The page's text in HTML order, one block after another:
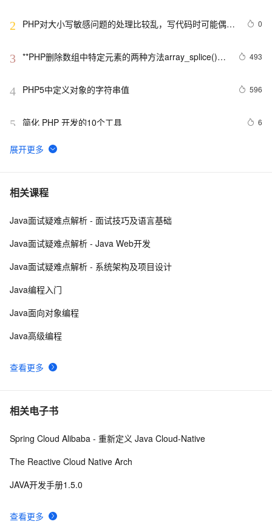
2
PHP对大小写敏感问题的处理比较乱，写代码时可能偶尔
0
3 **PHP删除数组中特定元素的两种方法array_splice()和
493
4 PHP5中定义对象的字符串值 596
5 简化 PHP 开发的10个工具 6
6 PHP 接口
7 使用消息服务(MNS)订阅阿里云物联网平台设备消息PHP
8 PHP设计模式：单例模式
10《PHP对象、模式与实践》之高级特性
相关课程
查看更多
Java面试疑难点解析 - 面试技巧及语言基础
Java面试疑难点解析 - Java Web开发
Java面试疑难点解析 - 系统架构及项目设计
Java编程入门
Java面向对象编程
Java高级编程
相关电子书
查看更多
Spring Cloud Alibaba - 重新定义 Java Cloud-Native
The Reactive Cloud Native Arch
JAVA开发手册1.5.0